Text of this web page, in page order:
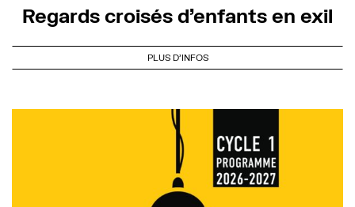
Regards croisés d’enfants en exil
PLUS D'INFOS